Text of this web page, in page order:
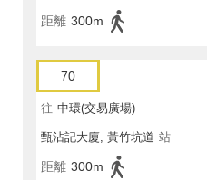
距離 300m
70
往 中環(交易廣場)
甄沾記大廈, 黃竹坑道 站
距離 300m